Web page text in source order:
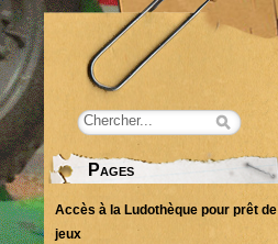
Pages
Accès à la Ludothèque pour prêt de
jeux